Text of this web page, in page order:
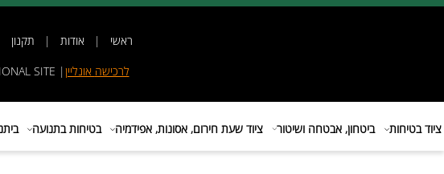
|אודות |תקנון |
לרכישהאונליין|
SITE
ביטחון, אבטחה ושיטור ציוד שעת חירום, אסונות, אפידמיה בטיחות בתנועה ביתני